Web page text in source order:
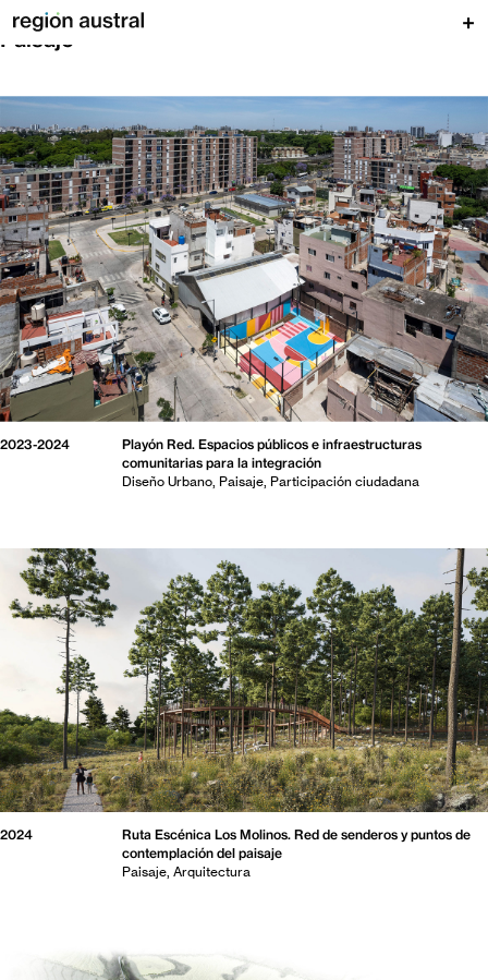
+
Paisaje
2023-2024
Playón Red. Espacios públicos e infraestructuras
comunitarias para la integración
Diseño Urbano Paisaje Participación ciudadana
2024
Ruta Escénica Los Molinos. Red de senderos y puntos de
contemplación del paisaje
Paisaje Arquitectura